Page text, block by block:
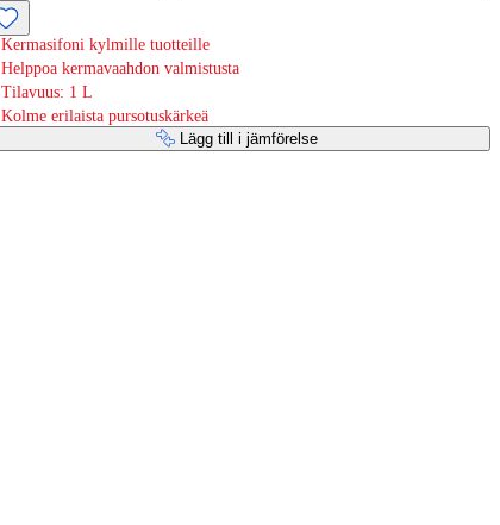
Kermasifoni kylmille tuotteille
Helppoa kermavaahdon valmistusta
Tilavuus: 1 L
Kolme erilaista pursotuskärkeä
Lägg till i jämförelse